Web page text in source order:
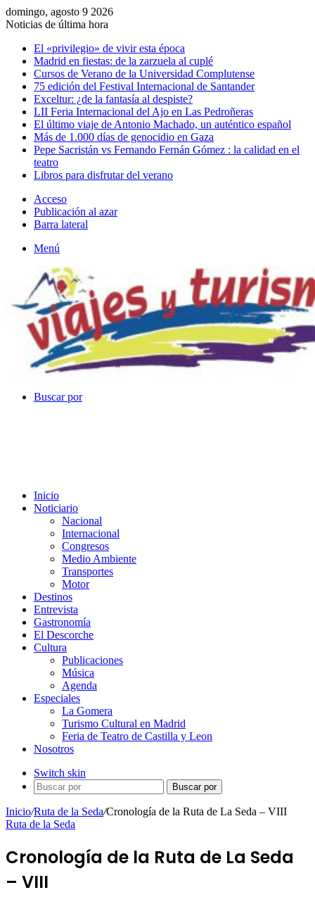
domingo, agosto 9 2026
Noticias de última hora
El «privilegio» de vivir esta época
Madrid en fiestas: de la zarzuela al cuplé
Cursos de Verano de la Universidad Complutense
75 edición del Festival Internacional de Santander
Exceltur: ¿de la fantasía al despiste?
LII Feria Internacional del Ajo en Las Pedroñeras
El último viaje de Antonio Machado, un auténtico español
Más de 1.000 días de genocidio en Gaza
Pepe Sacristán vs Fernando Fernán Gómez : la calidad en el
teatro
Libros para disfrutar del verano
Acceso
Publicación al azar
Barra lateral
Menú
Buscar por
Inicio
Noticiario
Nacional
Internacional
Congresos
Medio Ambiente
Transportes
Motor
Destinos
Entrevista
Gastronomía
El Descorche
Cultura
Publicaciones
Música
Agenda
Especiales
La Gomera
Turismo Cultural en Madrid
Feria de Teatro de Castilla y Leon
Nosotros
Switch skin
Buscar por
Inicio/Ruta de la Seda/Cronología de la Ruta de La Seda – VIII
Ruta de la Seda
Cronología de la Ruta de La Seda
– VIII